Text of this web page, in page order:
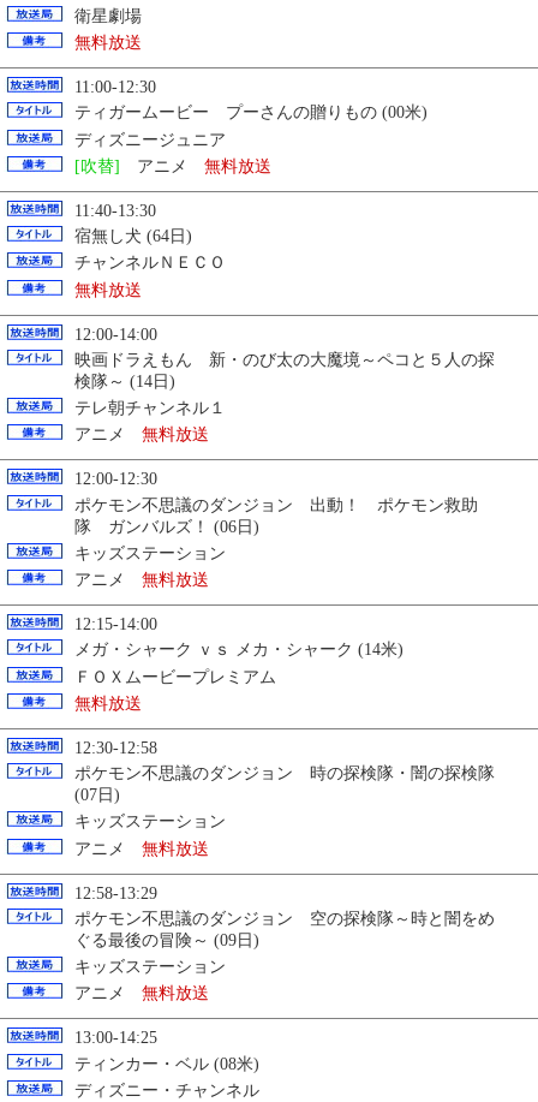
衛星劇場
無料放送
11:00-12:30
ティガームービー プーさんの贈りもの (00米)
ディズニージュニア
[吹替]
アニメ 無料放送
11:40-13:30
宿無し犬 (64日)
チャンネルＮＥＣＯ
無料放送
12:00-14:00
映画ドラえもん 新・のび太の大魔境～ペコと５人の探
検隊～ (14日)
テレ朝チャンネル１
アニメ 無料放送
12:00-12:30
ポケモン不思議のダンジョン 出動！ ポケモン救助
隊 ガンバルズ！ (06日)
キッズステーション
アニメ 無料放送
12:15-14:00
メガ・シャーク ｖｓ メカ・シャーク (14米)
ＦＯＸムービープレミアム
無料放送
12:30-12:58
ポケモン不思議のダンジョン 時の探検隊・闇の探検隊
(07日)
キッズステーション
アニメ 無料放送
12:58-13:29
ポケモン不思議のダンジョン 空の探検隊～時と闇をめ
ぐる最後の冒険～ (09日)
キッズステーション
アニメ 無料放送
13:00-14:25
ティンカー・ベル (08米)
ディズニー・チャンネル